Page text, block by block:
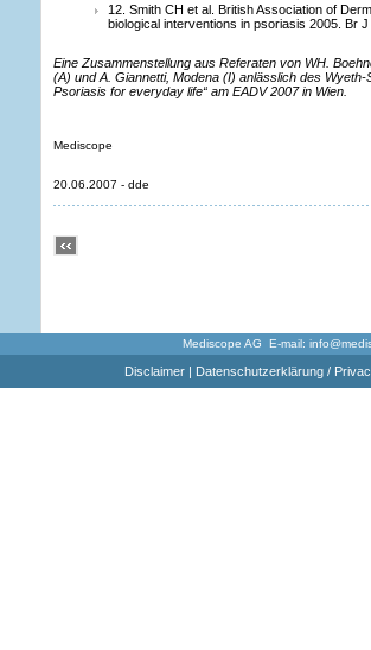
12. Smith CH et al. British Association of
biological interventions in psoriasis 2005. Br
Eine Zusammenstellung aus Referaten von WH.
(A) und A. Giannetti, Modena (I) anlässlich des Wyeth-
Psoriasis for everyday life“ am EADV 2007 in Wien.
Mediscope
20.06.2007 - dde
Mediscope AG E-mail:
Disclaimer| Datenschutzerklärung /